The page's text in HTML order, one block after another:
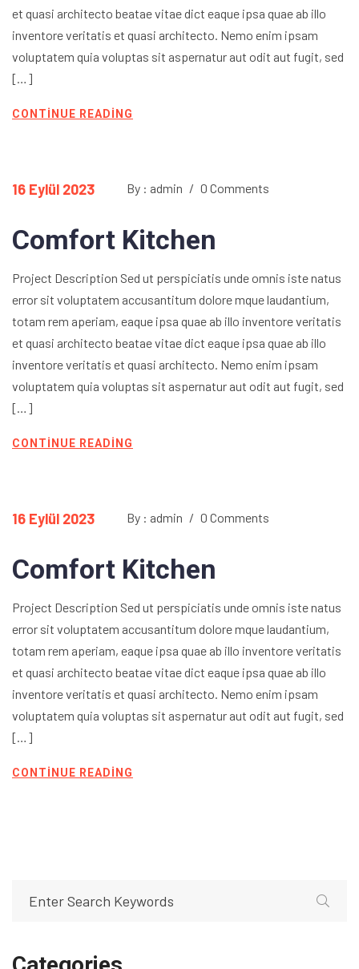
et quasi architecto beatae vitae dict eaque ipsa quae ab illo
inventore veritatis et quasi architecto. Nemo enim ipsam
voluptatem quia voluptas sit aspernatur aut odit aut fugit, sed
[…]
CONTINUE READING
16 Eylül 2023 By : admin / 0 Comments
Comfort Kitchen
Project Description Sed ut perspiciatis unde omnis iste natus
error sit voluptatem accusantitum dolore mque laudantium,
totam rem aperiam, eaque ipsa quae ab illo inventore veritatis
et quasi architecto beatae vitae dict eaque ipsa quae ab illo
inventore veritatis et quasi architecto. Nemo enim ipsam
voluptatem quia voluptas sit aspernatur aut odit aut fugit, sed
[…]
CONTINUE READING
16 Eylül 2023 By : admin / 0 Comments
Comfort Kitchen
Project Description Sed ut perspiciatis unde omnis iste natus
error sit voluptatem accusantitum dolore mque laudantium,
totam rem aperiam, eaque ipsa quae ab illo inventore veritatis
et quasi architecto beatae vitae dict eaque ipsa quae ab illo
inventore veritatis et quasi architecto. Nemo enim ipsam
voluptatem quia voluptas sit aspernatur aut odit aut fugit, sed
[…]
CONTINUE READING